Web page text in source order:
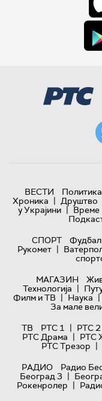
ВЕСТИ Политика
Хроника | Друштво
у Украјини | Време
СПОРТ
Фудбал
Рукомет |
МАГАЗИН
Технологијa |
Филм и ТВ | Наука |
За мале
ТВ
РТС 1 | РТС 2
РТС Драма | РТС
РТС Трезор |
РАДИО
Радио
Београд 3 |
Рокенролер |